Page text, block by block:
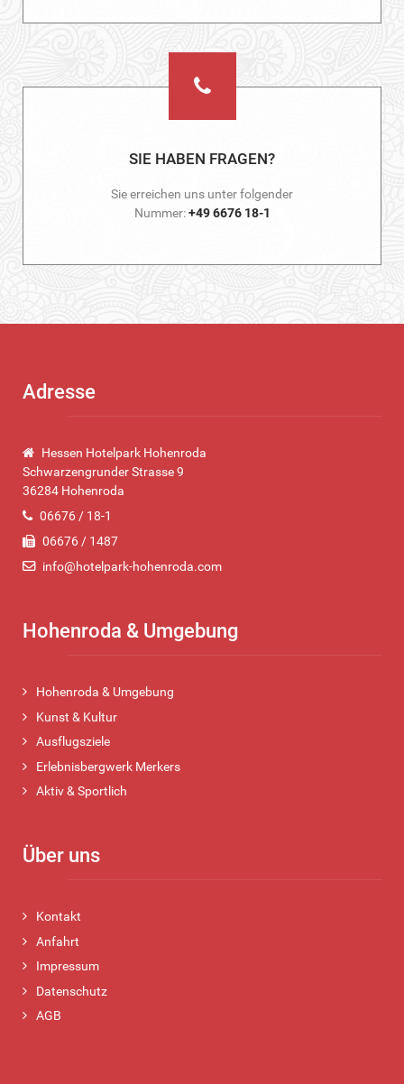
SIE HABEN FRAGEN?
Sie erreichen uns unter folgender
Nummer:+49 6676 18-1
Adresse
Hessen Hotelpark Hohenroda
Schwarzengrunder Strasse 9
36284 Hohenroda
06676 / 18-1
06676 / 1487
info@hotelpark-hohenroda.com
Hohenroda & Umgebung
Hohenroda & Umgebung
Kunst & Kultur
Ausflugsziele
Erlebnisbergwerk Merkers
Aktiv & Sportlich
Über uns
Kontakt
Anfahrt
Impressum
Datenschutz
AGB